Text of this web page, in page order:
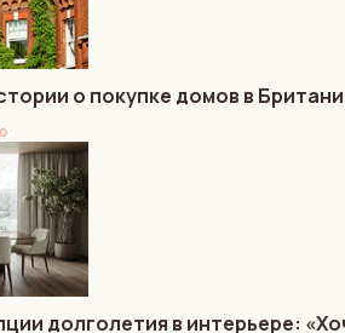
о покупке домов в
долголетия в интерьере: